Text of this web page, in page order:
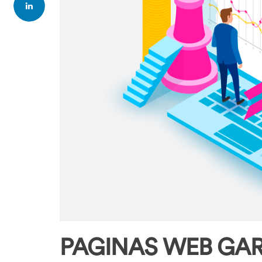
PAGINAS WEB